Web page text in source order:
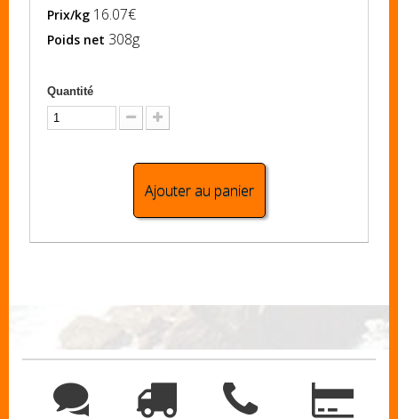
Prix/kg 16.07€
Poids net 308g
Quantité
Ajouter au panier